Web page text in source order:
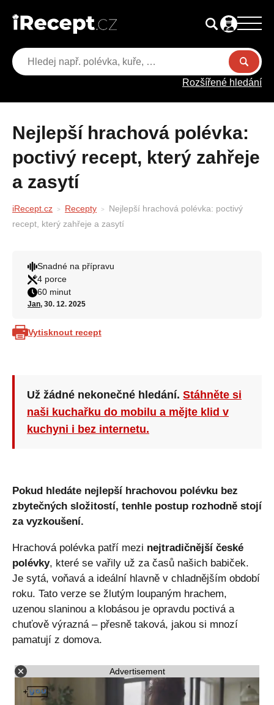
Rozšířené hledání
Nejlepší hrachová polévka:
poctivý recept, který zahřeje
a zasytí
iRecept.cz Recepty
Nejlepší hrachová polévka: poctivý
recept, který zahřeje a zasytí
Snadné na přípravu
4 porce
60 minut
Jan, 30. 12. 2025
Vytisknout recept
Už žádné nekonečné hledání. Stáhněte si
naši kuchařku do mobilu a mějte klid v
kuchyni i bez internetu.
Pokud hledáte nejlepší hrachovou polévku bez
zbytečných složitostí, tenhle postup rozhodně stojí
za vyzkoušení.
Hrachová polévka patří mezi nejtradičnější české
polévky, které se vařily už za časů našich babiček.
Je sytá, voňavá a ideální hlavně v chladnějším období
roku. Tato verze se žlutým loupaným hrachem,
uzenou slaninou a klobásou je opravdu poctivá a
chuťově výrazná – přesně taková, jakou si mnozí
pamatují z domova.
Advertisement